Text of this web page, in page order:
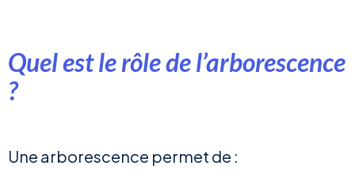
Quel est le rôle de l’arborescence
?
Une arborescence permet de :